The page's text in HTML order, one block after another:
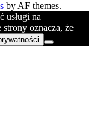
by AF themes.
usługi na
oznacza, że